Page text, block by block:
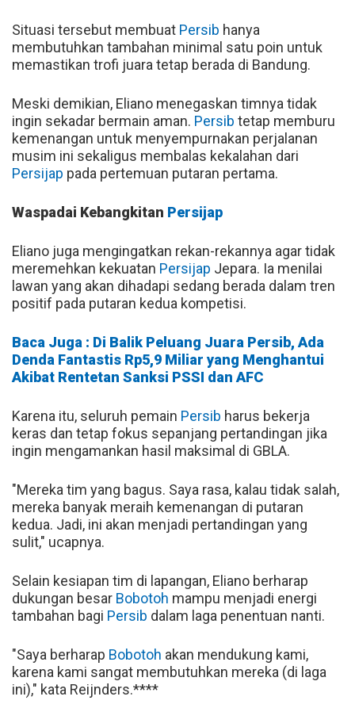
Situasi tersebut membuat Persib hanya
membutuhkan tambahan minimal satu poin untuk
memastikan trofi juara tetap berada di Bandung.
Meski demikian, Eliano menegaskan timnya tidak
ingin sekadar bermain aman. Persib tetap memburu
kemenangan untuk menyempurnakan perjalanan
musim ini sekaligus membalas kekalahan dari
Persijap pada pertemuan putaran pertama.
Waspadai Kebangkitan Persijap
Eliano juga mengingatkan rekan-rekannya agar tidak
meremehkan kekuatan Persijap Jepara. Ia menilai
lawan yang akan dihadapi sedang berada dalam tren
positif pada putaran kedua kompetisi.
Baca Juga : Di Balik Peluang Juara Persib, Ada
Denda Fantastis Rp5,9 Miliar yang Menghantui
Akibat Rentetan Sanksi PSSI dan AFC
Karena itu, seluruh pemain Persib harus bekerja
keras dan tetap fokus sepanjang pertandingan jika
ingin mengamankan hasil maksimal di GBLA.
"Mereka tim yang bagus. Saya rasa, kalau tidak salah,
mereka banyak meraih kemenangan di putaran
kedua. Jadi, ini akan menjadi pertandingan yang
sulit," ucapnya.
Selain kesiapan tim di lapangan, Eliano berharap
dukungan besar Bobotoh mampu menjadi energi
tambahan bagi Persib dalam laga penentuan nanti.
"Saya berharap Bobotoh akan mendukung kami,
karena kami sangat membutuhkan mereka (di laga
ini)," kata Reijnders.****